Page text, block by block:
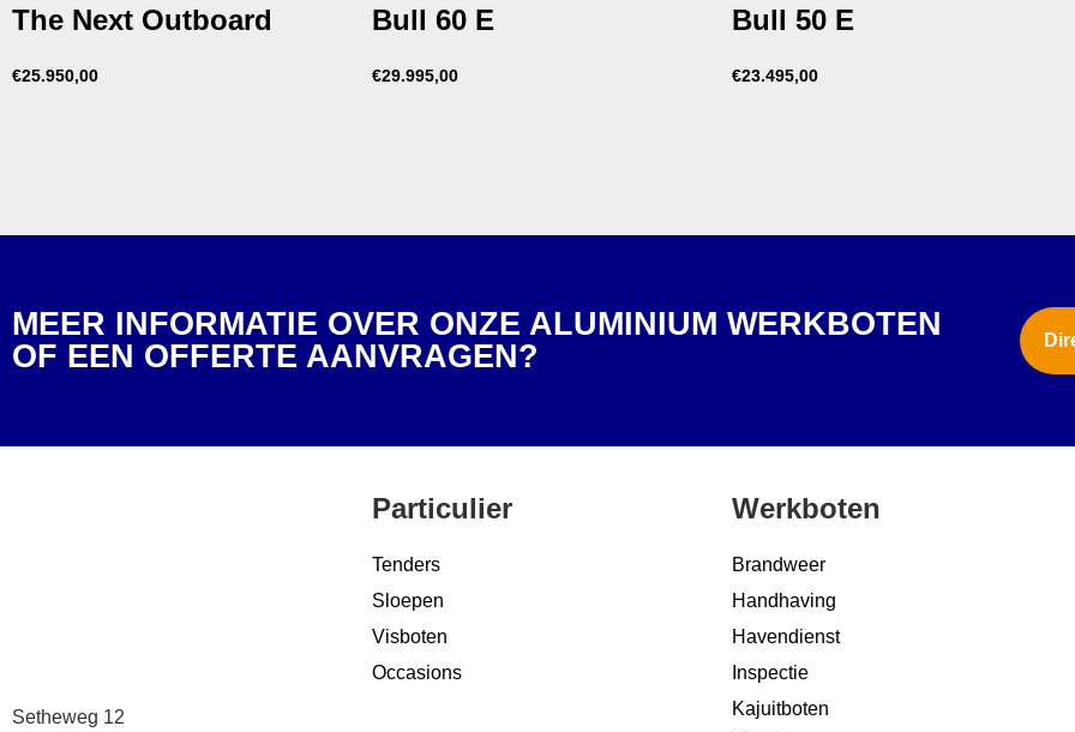
The Next Outboard
€25.950,00
Bull 60 E
€29.995,00
Bull 50 E
€23.495,00
MEER INFORMATIE OVER ONZE ALUMINIUM WERKBOTEN
OF EEN OFFERTE AANVRAGEN?
Setheweg 12
Particulier
Tenders
Sloepen
Visboten
Occasions
Werkboten
Brandweer
Handhaving
Havendienst
Inspectie
Kajuitboten